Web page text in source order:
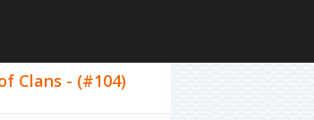
Clans - (#104)